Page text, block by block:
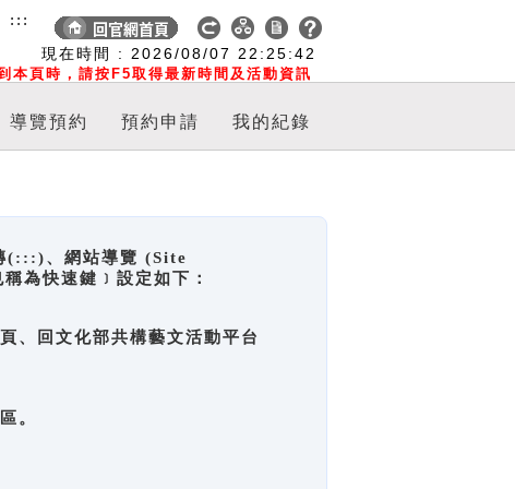
現在時間 : 2026/08/07 22:25:43
本頁時，請按F5取得最新時間及活動資訊
:::
導覽預約 預約申請 我的紀錄
(:::)、網站導覽 (Site
為快速鍵﹞設定如下：
回文化部共構藝文活動平台
。